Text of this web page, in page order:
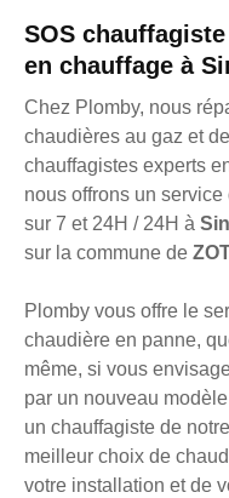
SOS
en chauffage à
Chez Plomby, nous
chaudières au gaz et
chauffagistes experts
nous offrons un
sur 7 et 24H / 24H à
sur la commune de
Plomby vous offre le
chaudière en panne,
même, si vous
par un nouveau
un chauffagiste de
meilleur choix de
votre installation et de